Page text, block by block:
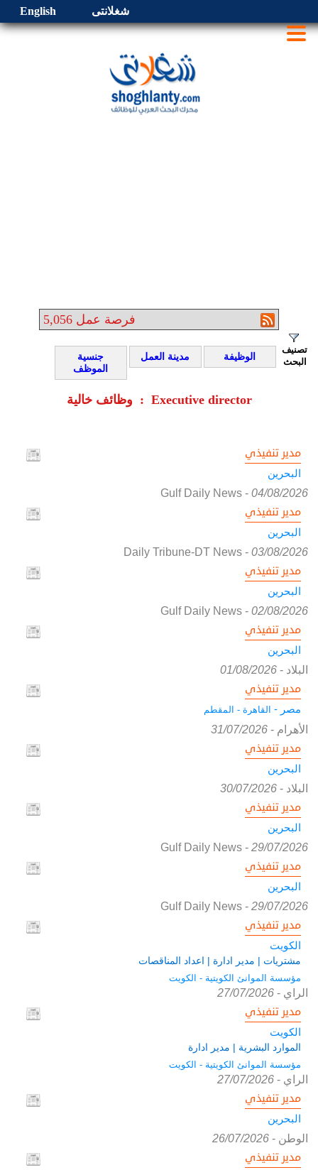
شغلانتى English
5,056 فرصة عمل
تصنيف
البحث
الوظيفة مدينة العمل
جنسية
الموظف
وظائف خالية : Executive director
مدير تنفيذي
البحرين
Gulf Daily News- 04/08/2026
مدير تنفيذي
البحرين
Daily Tribune-DT News- 03/08/2026
مدير تنفيذي
البحرين
Gulf Daily News- 02/08/2026
مدير تنفيذي
البحرين
البلاد -
01/08/2026
مدير تنفيذي
مصر - القاهرة - المقطم
الأهرام -
31/07/2026
مدير تنفيذي
البحرين
البلاد -
30/07/2026
مدير تنفيذي
البحرين
Gulf Daily News- 29/07/2026
مدير تنفيذي
البحرين
Gulf Daily News- 29/07/2026
مدير تنفيذي
الكويت
مشتريات | مدير ادارة | اعداد المناقصات
مؤسسة الموانئ الكويتية - الكويت
الراي -
27/07/2026
مدير تنفيذي
الكويت
الموارد البشرية | مدير ادارة
مؤسسة الموانئ الكويتية - الكويت
الراي -
27/07/2026
مدير تنفيذي
البحرين
الوطن -
26/07/2026
مدير تنفيذي